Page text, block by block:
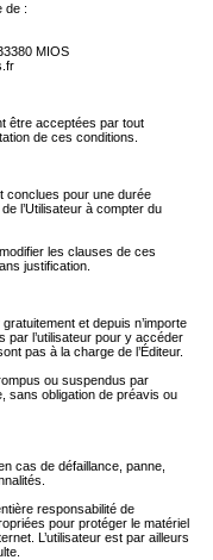
de :
MIOS
être acceptées par tout
de ces conditions.
conclues pour une durée
l’Utilisateur à compter du
les clauses de ces
justification.
et depuis n’importe
par l’utilisateur pour y accéder
pas à la charge de l’Éditeur.
ou suspendus par
sans obligation de préavis ou
cas de défaillance, panne,
responsabilité de
pour protéger le matériel
L’utilisateur est par ailleurs